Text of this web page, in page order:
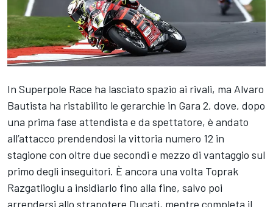
In Superpole Race ha lasciato spazio ai rivali, ma Alvaro
Bautista ha ristabilito le gerarchie in Gara 2, dove, dopo
una prima fase attendista e da spettatore, è andato
all’attacco prendendosi la vittoria numero 12 in
stagione con oltre due secondi e mezzo di vantaggio sul
primo degli inseguitori. È ancora una volta Toprak
Razgatlioglu a insidiarlo fino alla fine, salvo poi
arrendersi allo strapotere Ducati, mentre completa il